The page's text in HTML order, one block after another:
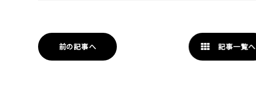
前の記事へ 記事一覧へ